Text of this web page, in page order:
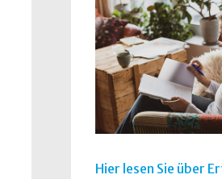
Hier lesen Sie über